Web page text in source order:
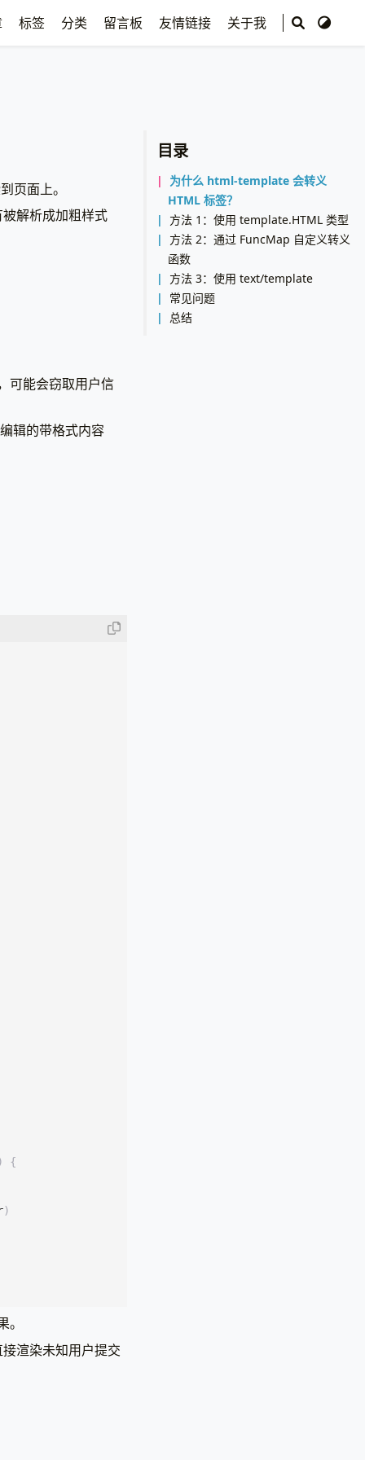
标签 分类 留言板 友情链接 关于我
目录
为什么 html-template 会转义
HTML 标签？
方法 1：使用 template.HTML 类型
方法 2：通过 FuncMap 自定义转义
函数
方法 3：使用 text/template
常见问题
总结
页面上。
解析成加粗样式
可能会窃取用户信
辑的带格式内容
{
)
渲染未知用户提交